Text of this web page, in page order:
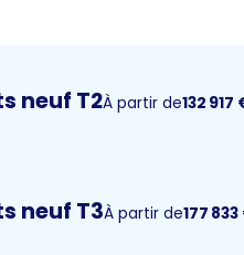
neuf T2À partir de132 917
neuf T3À partir de177 833